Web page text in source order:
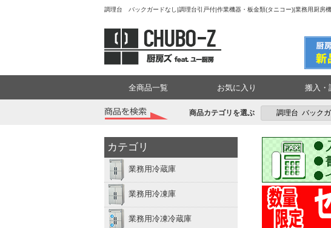
調理台 バックガードなし|調理台引戸付|作業機器・板金類(タニコー)|業務用厨房
全商品一覧 お気に入り 搬入・
商品カテゴリを選ぶ
カテゴリ
業務用冷蔵庫
業務用冷凍庫
業務用冷凍冷蔵庫